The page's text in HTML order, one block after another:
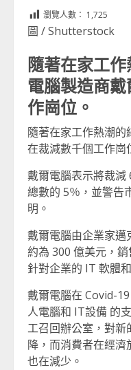
瀏覽人數： 1,725
圖 / Shutterstock
隨著在家工
電腦製造商
作崗位。
隨著在家工作熱潮
在裁減數千個工作崗
戴爾電腦表示將裁減
總數的 5％，並警告
明。
戴爾電腦由企業家邁
約為 300 億美元，
針對企業的 IT 軟體
戴爾電腦在 Covid-
人電腦和 IT設備 的
工召回辦公室，對新
降，而消費者在經
也在減少。